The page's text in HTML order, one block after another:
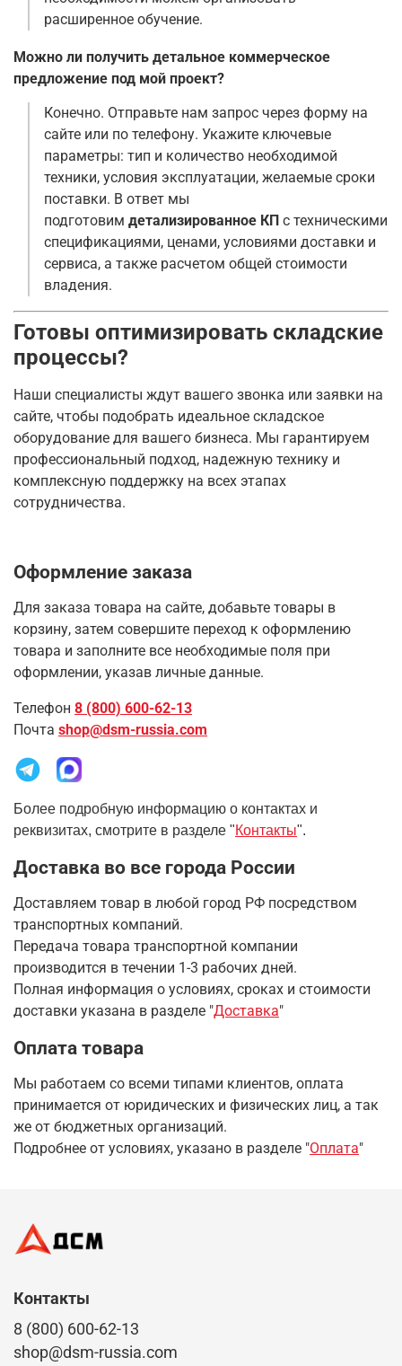
расширенное обучение.
Можно ли получить детальное коммерческое
предложение под мой проект?
Конечно. Отправьте нам запрос через форму на
сайте или по телефону. Укажите ключевые
параметры: тип и количество необходимой
техники, условия эксплуатации, желаемые сроки
поставки. В ответ мы
подготовим детализированное КП с техническими
спецификациями, ценами, условиями доставки и
сервиса, а также расчетом общей стоимости
владения.
Готовы оптимизировать складские
процессы?
Наши специалисты ждут вашего звонка или заявки на
сайте, чтобы подобрать идеальное складское
оборудование для вашего бизнеса. Мы гарантируем
профессиональный подход, надежную технику и
комплексную поддержку на всех этапах
сотрудничества.
Оформление заказа
Для заказа товара на сайте, добавьте товары в
корзину, затем совершите переход к оформлению
товара и заполните все необходимые поля при
оформлении, указав личные данные.
Телефон 8 (800) 600-62-13
Почта shop@dsm-russia.com
Более подробную информацию о контактах и
реквизитах, смотрите в разделе "Контакты".
Доставка во все города России
Доставляем товар в любой город РФ посредством
транспортных компаний.
Передача товара транспортной компании
производится в течении 1-3 рабочих дней.
Полная информация о условиях, сроках и стоимости
доставки указана в разделе "Доставка"
Оплата товара
Мы работаем со всеми типами клиентов, оплата
принимается от юридических и физических лиц, а так
же от бюджетных организаций.
Подробнее от условиях, указано в разделе "Оплата"
Контакты
8 (800) 600-62-13
shop@dsm-russia.com